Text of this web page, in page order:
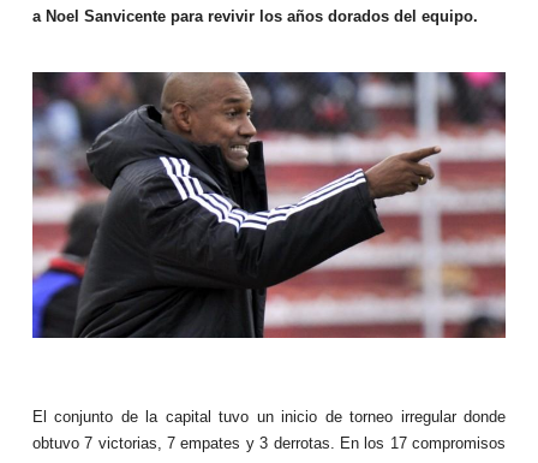
a Noel Sanvicente para revivir los años dorados del equipo.
El conjunto de la capital tuvo un inicio de torneo irregular donde
obtuvo 7 victorias, 7 empates y 3 derrotas. En los 17 compromisos